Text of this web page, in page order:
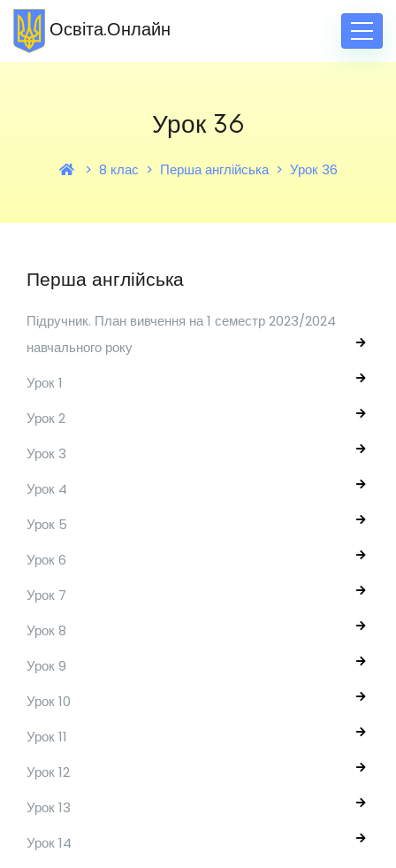
Освіта.Онлайн
Урок 36
8 клас Перша англійська Урок 36
Перша англійська
Підручник. План вивчення на 1 семестр 2023/2024
навчального року
Урок 1
Урок 2
Урок 3
Урок 4
Урок 5
Урок 6
Урок 7
Урок 8
Урок 9
Урок 10
Урок 11
Урок 12
Урок 13
Урок 14